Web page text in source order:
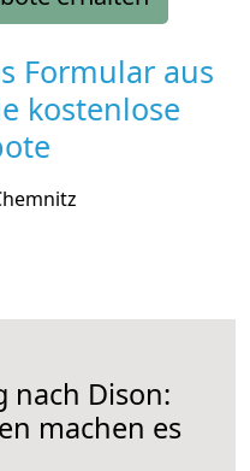
Formular aus
kostenlose
nach Dison:
machen es